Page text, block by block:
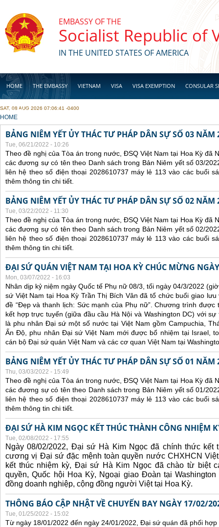
EMBASSY OF THE
Socialist Republic of
IN THE UNITED STATES OF AMERICA
HOME THE EMBASSY VIETNAM VISA VISA EXEMPTION CONSULAR
BUSINESS
SAT, 08 AUG 2026 07:06:41 -0400
YOU ARE HERE
HOME
BẢNG NIÊM YẾT ỦY THÁC TƯ PHÁP DÂN SỰ SỐ 03 NĂM
Tue, 06/21/2022 - 10:26
Theo đề nghị của Tòa án trong nước, ĐSQ Việt Nam tại Hoa Kỳ đã
các đương sự có tên theo Danh sách trong Bản Niêm yết số 03/
liên hệ theo số điện thoại 2028610737 máy lẻ 113 vào các buổi
thêm thông tin chi tiết.
BẢNG NIÊM YẾT ỦY THÁC TƯ PHÁP DÂN SỰ SỐ 02 NĂM
Tue, 03/22/2022 - 11:30
Theo đề nghị của Tòa án trong nước, ĐSQ Việt Nam tại Hoa Kỳ đã
các đương sự có tên theo Danh sách trong Bản Niêm yết số 02/
liên hệ theo số điện thoại 2028610737 máy lẻ 113 vào các buổi
thêm thông tin chi tiết.
ĐẠI SỨ QUÁN VIỆT NAM TẠI HOA KỲ CHÚC MỪNG
Mon, 03/07/2022 - 16:03
Nhân dịp kỷ niệm ngày Quốc tế Phụ nữ 08/3, tối ngày 04/3/2022
sứ Việt Nam tại Hoa Kỳ Trần Thị Bích Vân đã tổ chức buổi giao
đề “Đẹp và thanh lịch: Sức mạnh của Phụ nữ”. Chương trình
kết hợp trực tuyến (giữa đầu cầu Hà Nội và Washington DC) với
là phu nhân Đại sứ một số nước tại Việt Nam gồm Campuchia,
Ấn Độ, phu nhân Đại sứ Việt Nam mới được bổ nhiệm tại Israel,
cán bộ Đại sứ quán Việt Nam và các cơ quan Việt Nam tại
BẢNG NIÊM YẾT ỦY THÁC TƯ PHÁP DÂN SỰ SỐ 01 NĂM
Thu, 03/03/2022 - 15:49
Theo đề nghị của Tòa án trong nước, ĐSQ Việt Nam tại Hoa Kỳ đã
các đương sự có tên theo Danh sách trong Bản Niêm yết số 01/
liên hệ theo số điện thoại 2028610737 máy lẻ 113 vào các buổi
thêm thông tin chi tiết.
ĐẠI SỨ HÀ KIM NGỌC KẾT THÚC THÀNH CÔNG NHIỆM
Tue, 02/08/2022 - 17:55
Ngày 08/02/2022, Đại sứ Hà Kim Ngọc đã chính thức kết
cương vị Đại sứ đặc mệnh toàn quyền nước CHXHCN
kết thúc nhiệm kỳ, Đại sứ Hà Kim Ngọc đã chào từ biệt
quyền, Quốc hội Hoa Kỳ, Ngoại giao Đoàn tại
đồng doanh nghiệp, cộng đồng người Việt tại Hoa Kỳ.
THÔNG BÁO CẬP NHẬT VỀ CHUYẾN BAY NGÀY 17/02/
Tue, 01/25/2022 - 15:02
Từ ngày 18/01/2022 đến ngày 24/01/2022, Đại sứ quán đã phối